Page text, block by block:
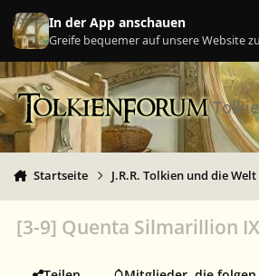
Zu Inhalt springen
In der App anschauen
Greife bequemer auf unsere Website
Startseite J.R.R. Tolkien und die
[3-9] Quenta Silmarillion IX